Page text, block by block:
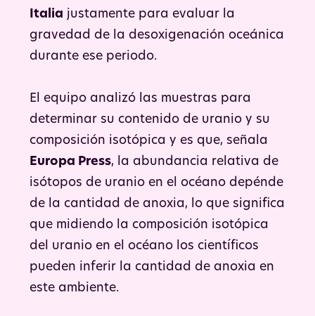
Italia justamente para evaluar la
gravedad de la desoxigenación oceánica
durante ese periodo.
El equipo analizó las muestras para
determinar su contenido de uranio y su
composición isotópica y es que, señala
Europa Press, la abundancia relativa de
isótopos de uranio en el océano depénde
de la cantidad de anoxia, lo que significa
que midiendo la composición isotópica
del uranio en el océano los científicos
pueden inferir la cantidad de anoxia en
este ambiente.